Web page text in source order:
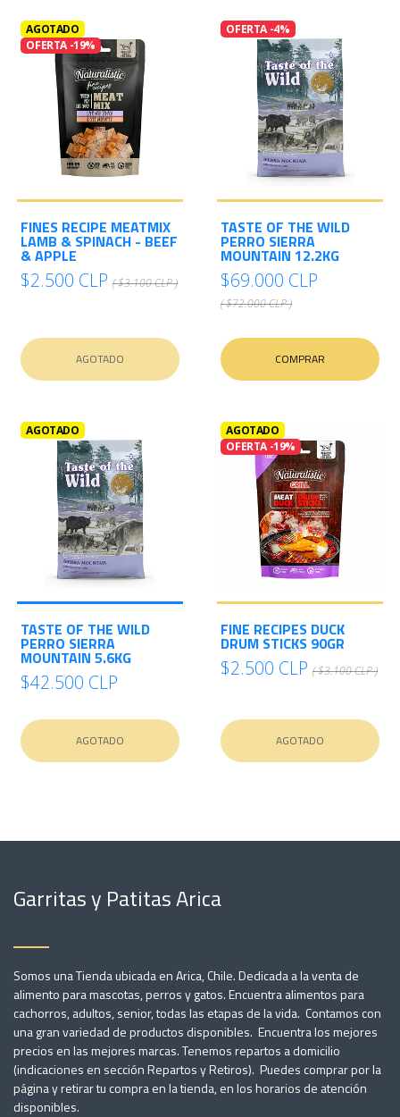
AGOTADO
OFERTA -19%
FINES RECIPE MEATMIX
LAMB & SPINACH - BEEF
& APPLE
$2.500 CLP ( $3.100 CLP )
AGOTADO
OFERTA -4%
TASTE OF THE WILD
PERRO SIERRA
MOUNTAIN 12.2KG
$69.000 CLP
( $72.000 CLP )
COMPRAR
AGOTADO
TASTE OF THE WILD
PERRO SIERRA
MOUNTAIN 5.6KG
$42.500 CLP
AGOTADO
AGOTADO
OFERTA -19%
FINE RECIPES DUCK
DRUM STICKS 90GR
$2.500 CLP ( $3.100 CLP )
AGOTADO
Garritas y Patitas Arica
Somos una Tienda ubicada en Arica, Chile. Dedicada a la venta de
alimento para mascotas, perros y gatos. Encuentra alimentos para
cachorros, adultos, senior, todas las etapas de la vida. Contamos con
una gran variedad de productos disponibles. Encuentra los mejores
precios en las mejores marcas. Tenemos repartos a domicilio
(indicaciones en sección Repartos y Retiros). Puedes comprar por la
página y retirar tu compra en la tienda, en los horarios de atención
disponibles.